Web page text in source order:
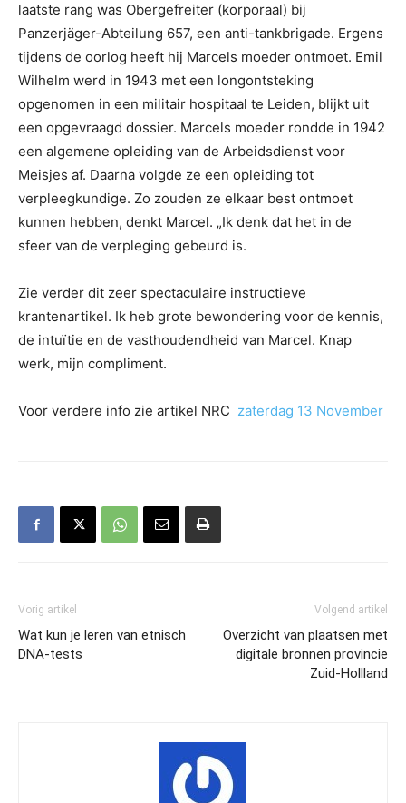
laatste rang was Obergefreiter (korporaal) bij
Panzerjäger-Abteilung 657, een anti-tankbrigade. Ergens
tijdens de oorlog heeft hij Marcels moeder ontmoet. Emil
Wilhelm werd in 1943 met een longontsteking
opgenomen in een militair hospitaal te Leiden, blijkt uit
een opgevraagd dossier. Marcels moeder rondde in 1942
een algemene opleiding van de Arbeidsdienst voor
Meisjes af. Daarna volgde ze een opleiding tot
verpleegkundige. Zo zouden ze elkaar best ontmoet
kunnen hebben, denkt Marcel. „Ik denk dat het in de
sfeer van de verpleging gebeurd is.
Zie verder dit zeer spectaculaire instructieve
krantenartikel. Ik heb grote bewondering voor de kennis,
de intuïtie en de vasthoudendheid van Marcel. Knap
werk, mijn compliment.
Voor verdere info zie artikel NRC zaterdag 13 November
Vorig artikel
Wat kun je leren van etnisch
DNA-tests
Volgend artikel
Overzicht van plaatsen met
digitale bronnen provincie
Zuid-Hollland